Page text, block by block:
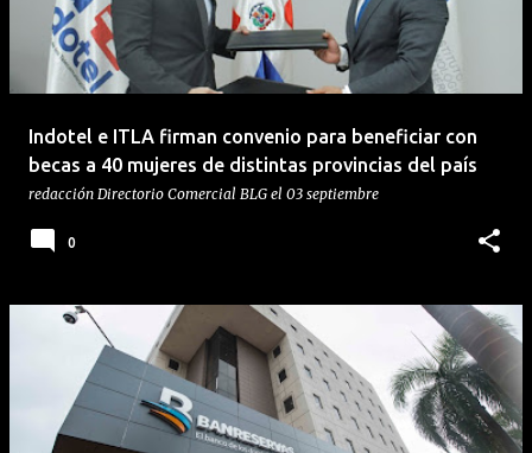
Indotel e ITLA firman convenio para beneficiar con
becas a 40 mujeres de distintas provincias del país
redacción Directorio Comercial BLG el 03 septiembre
0